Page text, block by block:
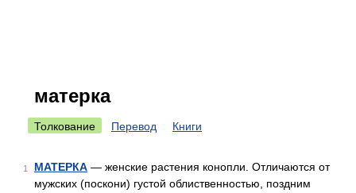
матерка
Толкование Перевод Книги
1 МАТЕРКА — женские растения конопли. Отличаются от
мужских (поскони) густой облиственностью, поздним